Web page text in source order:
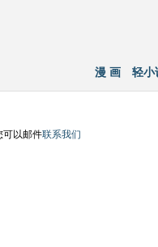
漫 画 轻小
可以邮件联系我们